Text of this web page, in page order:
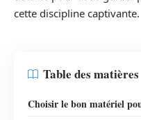
cette discipline captivante.
Table des matières
Choisir le bon matériel